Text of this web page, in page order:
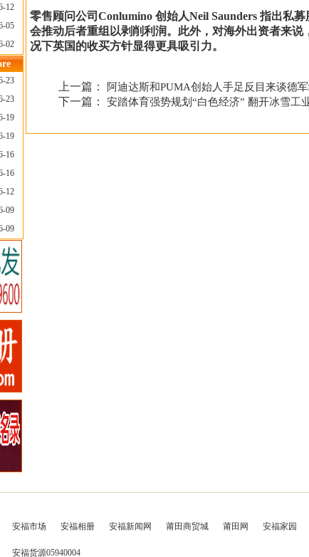
12
05
02
23
23
19
19
16
16
12
09
09
零售顾问公司Conlumino 创始人Neil Saunders 指出私
会推动后者重组以剥削利润。此外，对海外出资者来
况下英国的收买方针显得更具吸引力。
上一篇： 阿迪达斯和PUMA创始人手足反目来谈德
下一篇： 安踏体育强势规划“白色经济” 翻开冰雪工
安福市场 安福相册 安福新闻网 莆田商贸城 莆田网 安福家园
安福货源05940004